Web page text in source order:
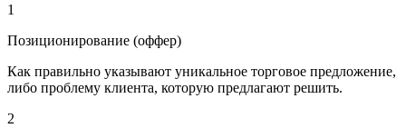
1
Позиционирование (оффер)
Как правильно указывают уникальное торговое предложение,
либо проблему клиента, которую предлагают решить.
2